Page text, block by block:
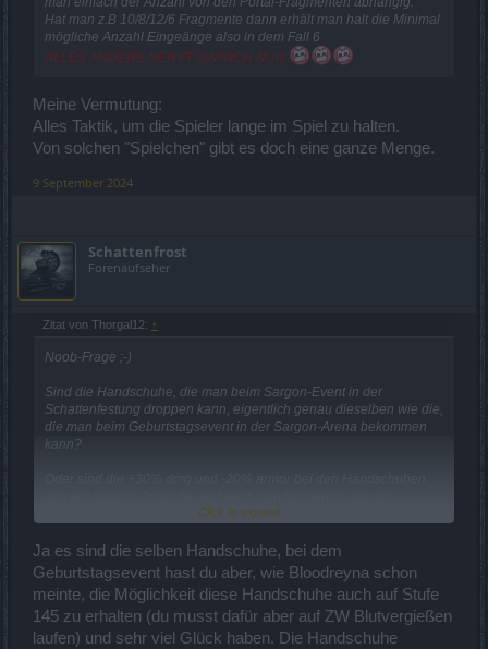
Hat man z.B 10/8/12/6 Fragmente dann erhält man halt die Minimal
mögliche Anzahl Eingeänge also in dem Fall 6
ALLES ANDERE NERVT EINFACH NUR
Meine Vermutung:
Alles Taktik, um die Spieler lange im Spiel zu halten.
Von solchen "Spielchen" gibt es doch eine ganze Menge.
9 September 2024
Schattenfrost
Forenaufseher
Zitat von Thorgal12: ↑
Noob-Frage ;-)
Sind die Handschuhe, die man beim Sargon-Event in der
Schattenfestung droppen kann, eigentlich genau dieselben wie die,
die man beim Geburtstagsevent in der Sargon-Arena bekommen
kann?
Schattenfestung eine Terror-Sphäre benötigt?
Click to expand...
Ja es sind die selben Handschuhe, bei dem
Geburtstagsevent hast du aber, wie Bloodreyna schon
meinte, die Möglichkeit diese Handschuhe auch auf Stufe
145 zu erhalten (du musst dafür aber auf ZW Blutvergießen
laufen) und sehr viel Glück haben. Die Handschuhe